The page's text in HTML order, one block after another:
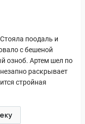
поодаль и
с бешеной
озноб. Артем шел по
раскрывает
стройная